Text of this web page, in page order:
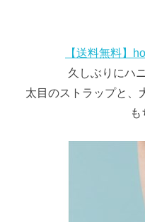
【送料無料】
久しぶりにハ
太目のストラップと、